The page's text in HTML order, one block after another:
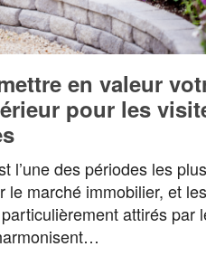
en valeur
pour les
l’une des périodes les plus
le marché immobilier, et les
attirés par